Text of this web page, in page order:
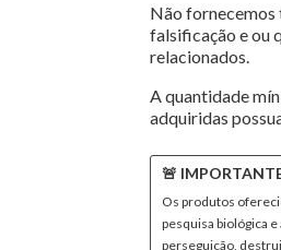
Não fornecemos
falsificação e ou
relacionados.
A quantidade
adquiridas
🚨
Os produtos
pesquisa biológica
perseguição,